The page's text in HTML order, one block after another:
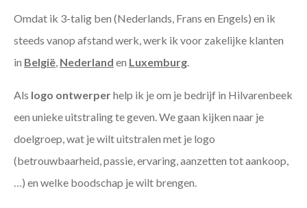
Omdat ik 3-talig ben (Nederlands, Frans en Engels) en ik
steeds vanop afstand werk, werk ik voor zakelijke klanten
in België, Nederland en Luxemburg.
Als logo ontwerperhelp ik je om je bedrijf in Hilvarenbeek
een unieke uitstraling te geven. We gaan kijken naar je
doelgroep, wat je wilt uitstralen met je logo
(betrouwbaarheid, passie, ervaring, aanzetten tot aankoop,
…) en welke boodschap je wilt brengen.